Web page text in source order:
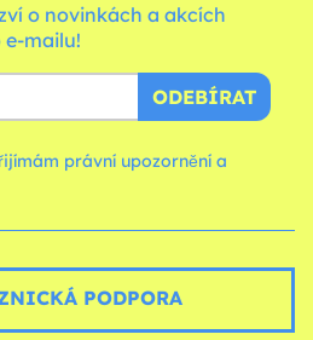
o novinkách a akcích
mailu!
ODEBÍRAT
právní upozornění a
PODPORA